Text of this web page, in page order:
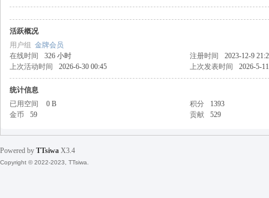
丝
活跃概况
用户组 金牌会员
在线时间
326 小时 注册时间
2023-12-9
上次活动时间
2026-6-30 00:45 上次发表时间 2026-5-
统计信息
已用空间
0 B 积分
1393
金币
59 贡献 529
Powered by TTsiwa X3.4
Copyright © 2022-2023, TTsiwa.